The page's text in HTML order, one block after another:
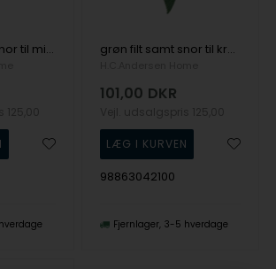
grøn filt samt snor til miniature sæt, fra H.C. Andersen Home grøn filt samt snor til kræmmerhus, fra H.C. Andersen Home
101,00 DKR
98863042100
Fjernlager 3-5 hverdage